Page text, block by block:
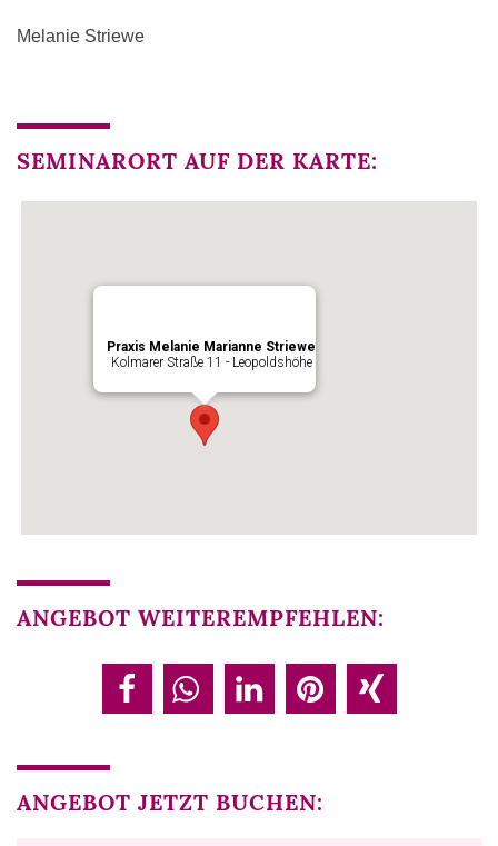
Melanie Striewe
SEMINARORT AUF DER KARTE:
Praxis Melanie Marianne Striewe
Kolmarer Straße 11 - Leopoldshöhe
ANGEBOT WEITEREMPFEHLEN:
ANGEBOT JETZT BUCHEN: